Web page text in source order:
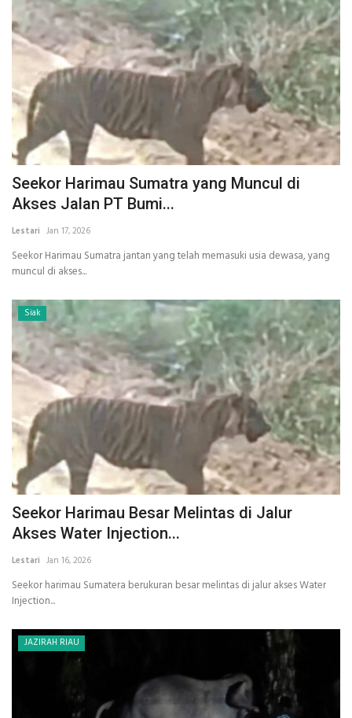
Seekor Harimau Sumatra yang Muncul di
Akses Jalan PT Bumi...
Lestari Jan 17, 2026
Seekor Harimau Sumatra jantan yang telah memasuki usia dewasa, yang
muncul di akses...
Siak
Seekor Harimau Besar Melintas di Jalur
Akses Water Injection...
Lestari Jan 16, 2026
Seekor harimau Sumatera berukuran besar melintas di jalur akses Water
Injection...
JAZIRAH RIAU